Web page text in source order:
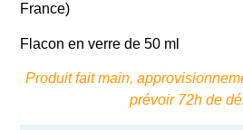
France)
Flacon en verre de 50 ml
Produit fait main,
prévoir 72h de